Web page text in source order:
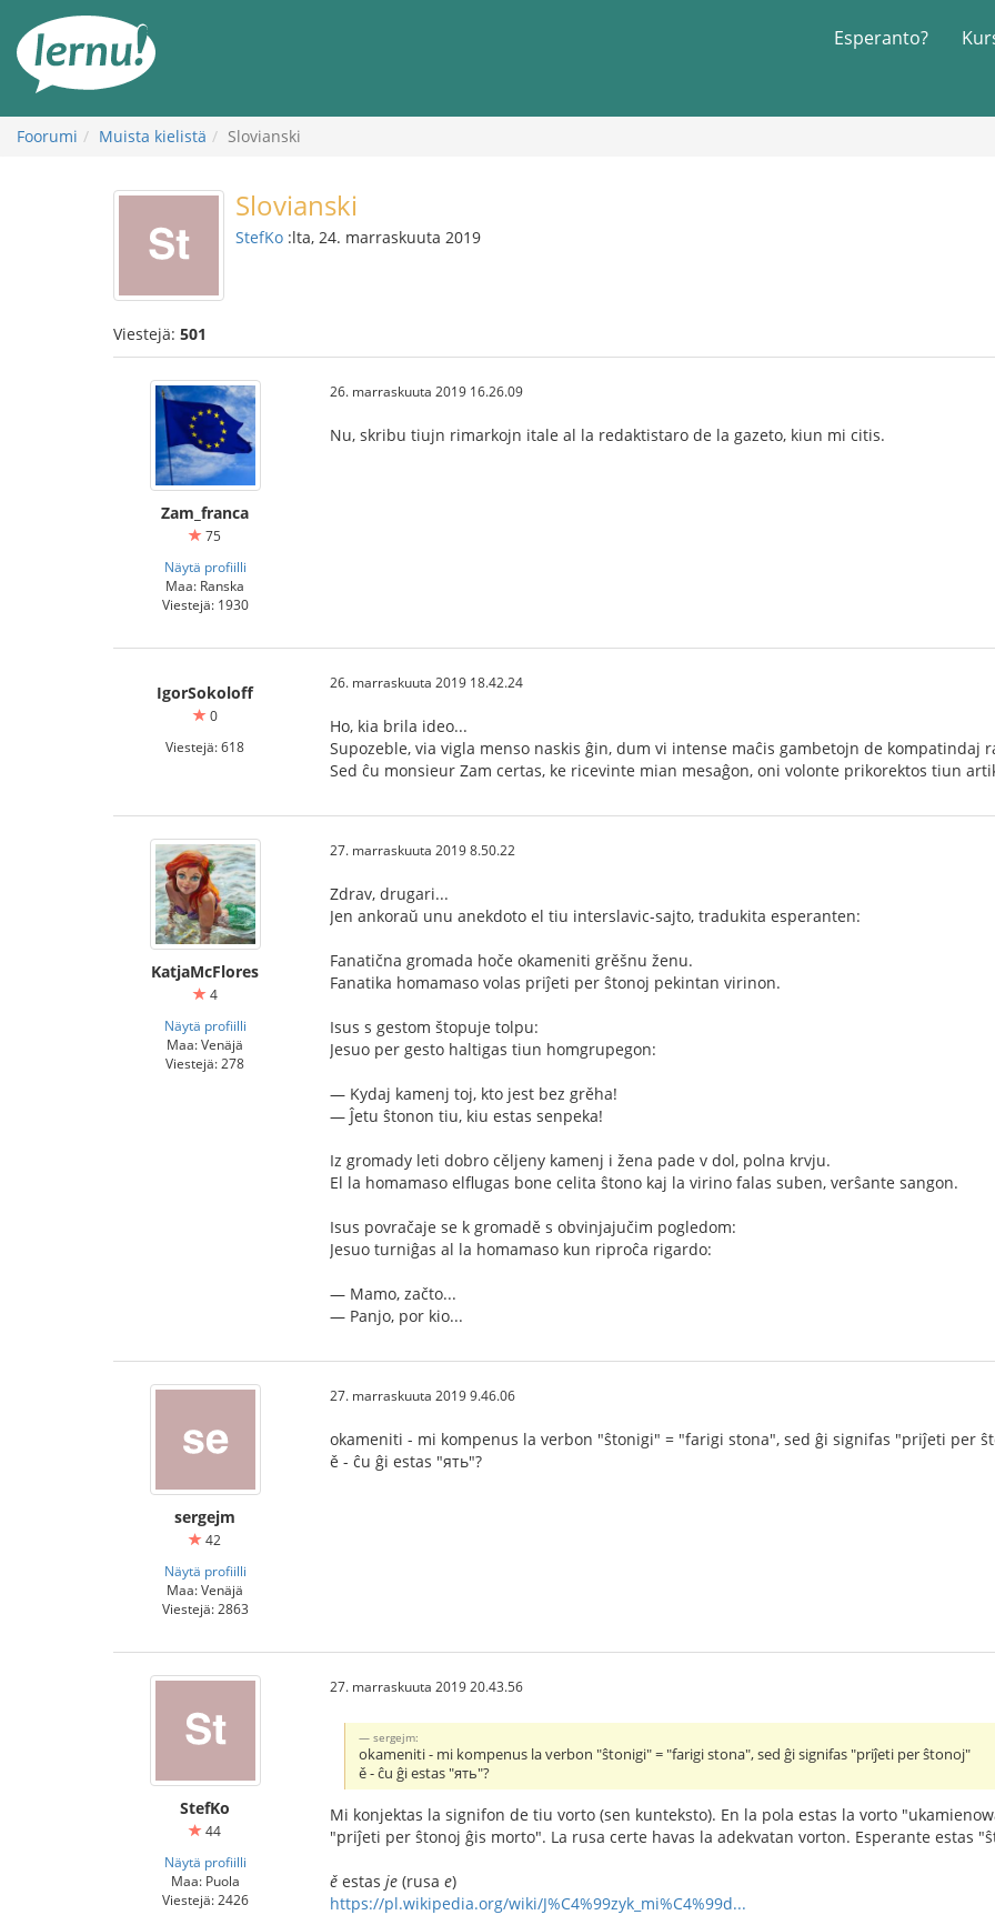
sisältöön
Esperanto?
Foorumi Muista kielistä Slovianski
Slovianski
StefKo :lta, 24. marraskuuta 2019
Viestejä: 501
Zam_franca
75
Näytä profiilli
Maa: Ranska
Viestejä: 1930
26. marraskuuta 2019 16.26.09
Nu, skribu tiujn rimarkojn itale al la redaktistaro de la gazeto, kiun mi citis.
IgorSokoloff
0
Viestejä: 618
26. marraskuuta 2019 18.42.24
Ho, kia brila ideo...
Supozeble, via vigla menso naskis ĝin, dum vi intense maĉis gambetojn de kompatindaj
Sed ĉu monsieur Zam certas, ke ricevinte mian mesaĝon, oni volonte prikorektos tiun
KatjaMcFlores
4
Näytä profiilli
Maa: Venäjä
Viestejä: 278
27. marraskuuta 2019 8.50.22
Zdrav, drugari...
Jen ankoraŭ unu anekdoto el tiu interslavic-sajto, tradukita esperanten:
Fanatična gromada hoče okameniti grěšnu ženu.
Fanatika homamaso volas priĵeti per ŝtonoj pekintan virinon.
Isus s gestom štopuje tolpu:
Jesuo per gesto haltigas tiun homgrupegon:
— Kydaj kamenj toj, kto jest bez grěha!
— Ĵetu ŝtonon tiu, kiu estas senpeka!
Iz gromady leti dobro cěljeny kamenj i žena pade v dol, polna krvju.
El la homamaso elflugas bone celita ŝtono kaj la virino falas suben, verŝante sangon.
Isus povračaje se k gromadě s obvinjajučim pogledom:
Jesuo turniĝas al la homamaso kun riproĉa rigardo:
— Mamo, začto...
— Panjo, por kio...
sergejm
42
Näytä profiilli
Maa: Venäjä
Viestejä: 2863
27. marraskuuta 2019 9.46.06
okameniti - mi kompenus la verbon "ŝtonigi" = "farigi stona", sed ĝi signifas "priĵeti per
ě - ĉu ĝi estas "ять"?
StefKo
44
Näytä profiilli
Maa: Puola
Viestejä: 2426
27. marraskuuta 2019 20.43.56
sergejm:
okameniti - mi kompenus la verbon "ŝtonigi" = "farigi stona", sed ĝi signifas "priĵeti per ŝtonoj"
ě - ĉu ĝi estas "ять"?
Mi konjektas la signifon de tiu vorto (sen kunteksto). En la pola estas la vorto
"priĵeti per ŝtonoj ĝis morto". La rusa certe havas la adekvatan vorton. Esperante estas
ě estas je (rusa e)
https://pl.wikipedia.org/wiki/J%C4%99zyk_mi%C4%99d...